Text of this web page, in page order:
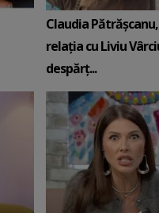
Claudia
relația cu Liviu
despărț...